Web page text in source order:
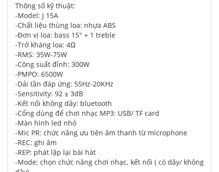
Thông số kỹ thuật:
-Model: J 15A
-Chất liệu thùng loa: nhựa ABS
-Đơn vị loa: bass 15" + 1 treble
-Trở kháng loa: 4Ω
-RMS: 35W-75W
-Công suất đỉnh: 300W
-PMPO: 6500W
-Dải tần đáp ứng: 55Hz-20KHz
-Sensitivity: 92 ± 3dB
-Kết nối không dây: bluetooth
-Cổng dùng để chơi nhạc MP3: USB/ TF card
-Màn hình led nhỏ
-Mic PR: chức năng ưu tiên âm thanh từ microphone
-REC: ghi âm
-REP: phát lặp lại bài hát
-Mode: chọn chức năng chơi nhạc, kết nối ( có dây/ không